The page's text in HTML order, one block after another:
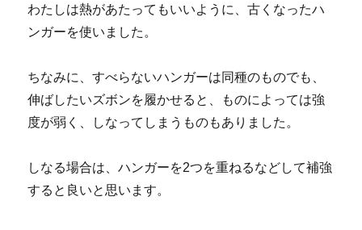
わたしは熱があたってもいいように、古くなったハ
ンガーを使いました。
ちなみに、すべらないハンガーは同種のものでも、
伸ばしたいズボンを履かせると、ものによっては強
度が弱く、しなってしまうものもありました。
しなる場合は、ハンガーを2つを重ねるなどして補強
すると良いと思います。